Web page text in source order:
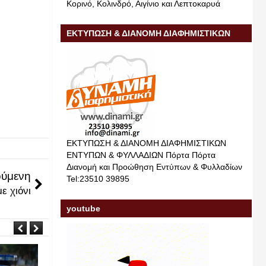
χιόνι
Κορινό, Κολινδρό, Αιγίνιο και Λεπτοκαρυά
ΕΚΤΥΠΩΣΗ & ΔΙΑΝΟΜΗ ΔΙΑΦΗΜΙΣΤΙΚΩΝ
ΕΚΤΥΠΩΣΗ & ΔΙΑΝΟΜΗ ΔΙΑΦΗΜΙΣΤΙΚΩΝ
ΕΝΤΥΠΩΝ & ΦΥΛΛΑΔΙΩΝ Πόρτα Πόρτα
Διανομή και Προώθηση Εντύπων & Φυλλαδίων
Tel:23510 39895
youtube